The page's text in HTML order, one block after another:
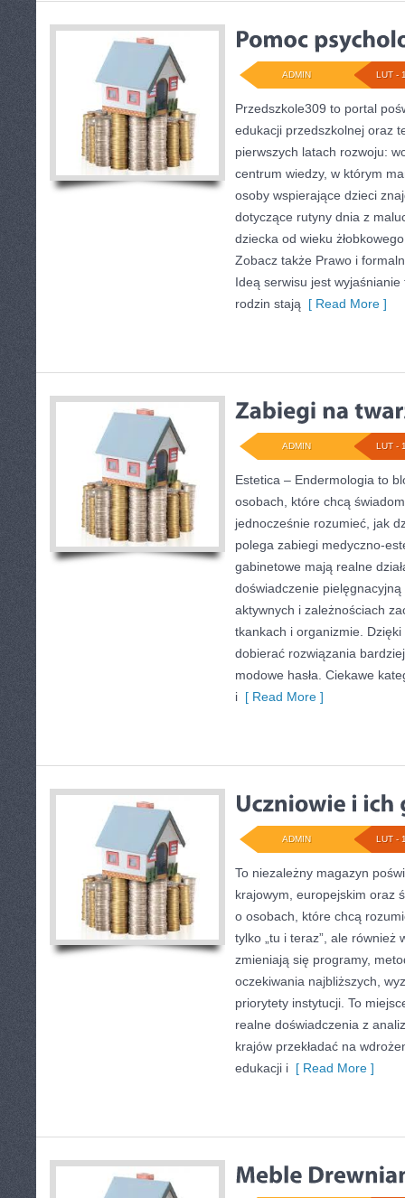
LUT -
ADMIN
Przedszkole309 to portal
edukacji przedszkolnej oraz
pierwszych latach rozwoju:
centrum wiedzy, w którym
osoby wspierające dzieci
dotyczące rutyny dnia z
dziecka od wieku
Zobacz także Prawo i
Ideą serwisu jest
rodzin stają [ Read More ]
LUT -
ADMIN
Estetica – Endermologia to
osobach, które chcą
jednocześnie rozumieć, jak
polega zabiegi medyczno-
gabinetowe mają realne
doświadczenie
aktywnych i zależnościach
tkankach i organizmie.
dobierać rozwiązania
modowe hasła. Ciekawe
i [ Read More ]
LUT -
ADMIN
To niezależny magazyn
krajowym, europejskim oraz
o osobach, które chcą
tylko „tu i teraz”, ale również
zmieniają się programy,
oczekiwania najbliższych,
priorytety instytucji. To
realne doświadczenia z
krajów przekładać na
edukacji i [ Read More ]